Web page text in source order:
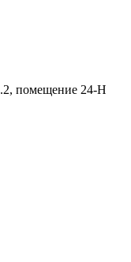
помещение 24-Н